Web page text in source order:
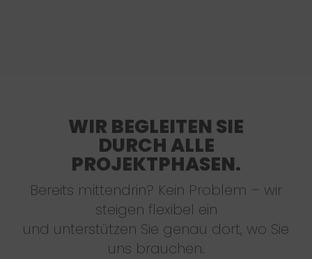
WIR BEGLEITEN SIE
DURCH ALLE
PROJEKTPHASEN.
Bereits mittendrin? Kein Problem – wir
steigen flexibel ein
und unterstützen Sie genau dort, wo Sie
uns brauchen.